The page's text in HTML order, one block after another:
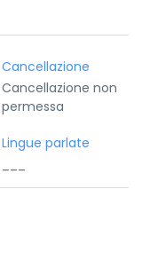
Cancellazione
Cancellazione non
permessa
Lingue parlate